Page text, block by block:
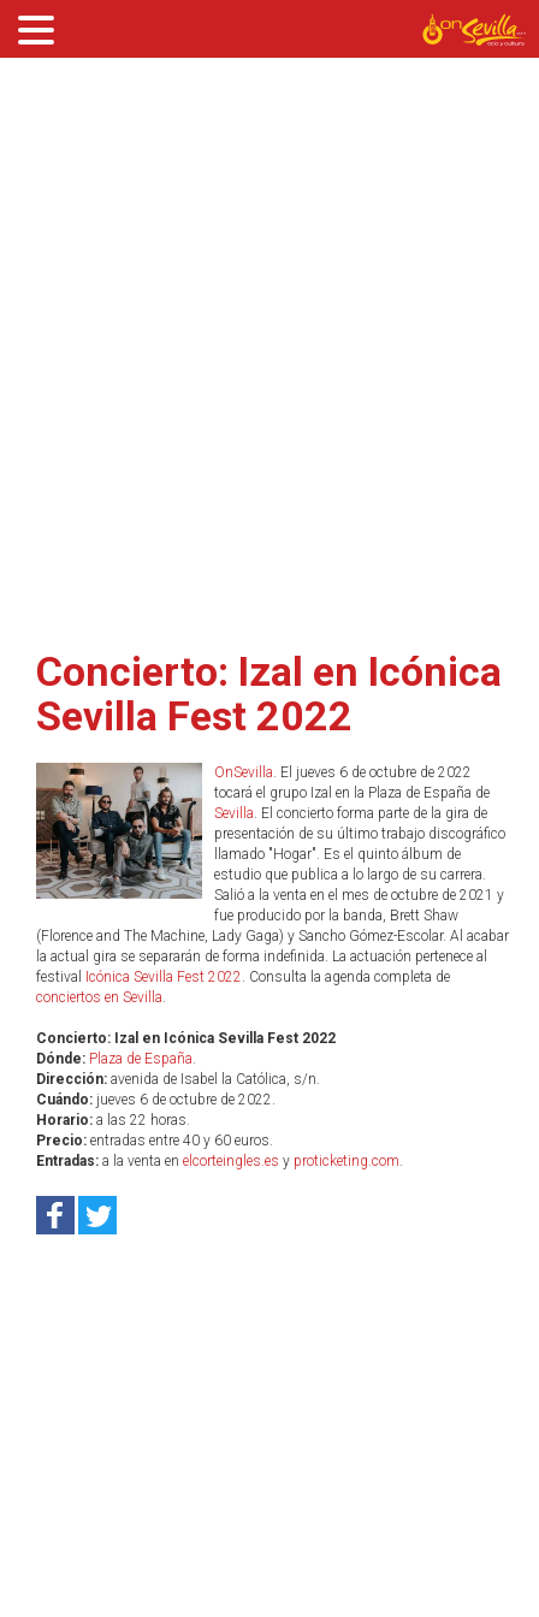
Concierto: Izal en Icónica
Sevilla Fest 2022
OnSevilla. El jueves 6 de octubre de 2022
tocará el grupo Izal en la Plaza de España de
Sevilla. El concierto forma parte de la gira de
presentación de su último trabajo discográfico
llamado "Hogar". Es el quinto álbum de
estudio que publica a lo largo de su carrera.
Salió a la venta en el mes de octubre de 2021 y
fue producido por la banda, Brett Shaw
(Florence and The Machine, Lady Gaga) y Sancho Gómez-Escolar. Al acabar
la actual gira se separarán de forma indefinida. La actuación pertenece al
festival
Icónica Sevilla Fest 2022. Consulta la agenda completa de
conciertos en Sevilla.
Concierto: Izal en Icónica Sevilla Fest 2022
Dónde: Plaza de España.
Dirección: avenida de Isabel la Católica, s/n.
Cuándo: jueves 6 de octubre de 2022.
Horario: a las 22 horas.
Precio: entradas entre 40 y 60 euros.
Entradas: a la venta en elcorteingles.es y proticketing.com.